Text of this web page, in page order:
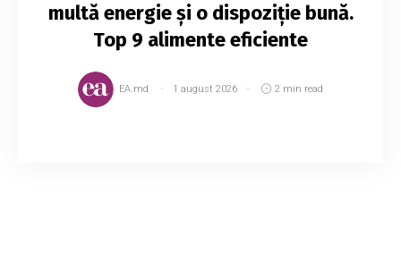
multă energie și o dispoziție bună.
Top 9 alimente eficiente
EA.md 1 august 2026 2 min read